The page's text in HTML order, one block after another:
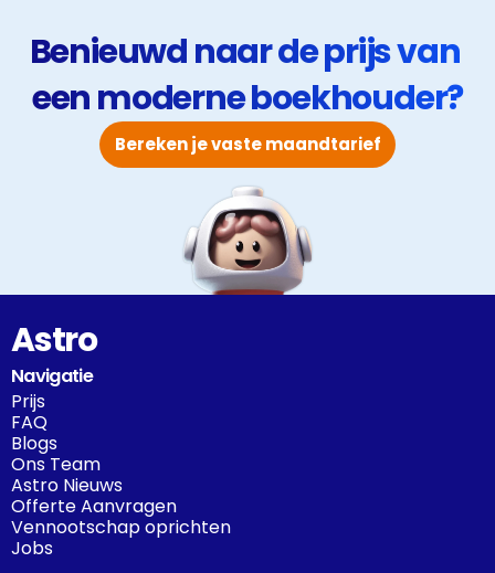
Benieuwd naar de prijs van
een moderne boekhouder?
Bereken je vaste maandtarief
Astro
Navigatie
Prijs
FAQ
Blogs
Ons Team
Astro Nieuws
Offerte Aanvragen
Vennootschap oprichten
Jobs